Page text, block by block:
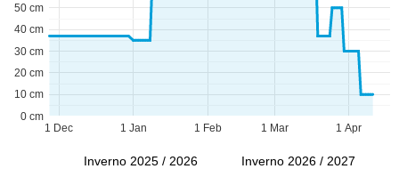
1 Dec 1 Jan 1 Feb 1 Mar 1 Apr
0 cm
10 cm
20 cm
30 cm
40 cm
50 cm
Inverno 2025 / 2026 Inverno 2026 / 2027